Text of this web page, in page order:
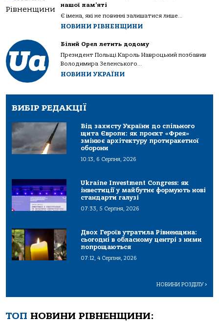
нашої пам’яті
Є імена, які не повинні залишатися лише...
НОВИНИ РІВНЕНЩИНИ
Білий Орел летить додому
Президент Польщі Кароль Навроцький позбавив
Володимира Зеленського...
НОВИНИ УКРАЇНИ
ВИБІР РЕДАКЦІЇ
Від захисту України до спільного
щита Європи: як проєкт «Фрея»
змінює архітектуру протиракетної
оборони
10:13, 6 Серпня, 2026
Ukraine Investment Congress: як
інвестиції у майбутнє формують нові
стандарти галузі
07:33, 5 Серпня, 2026
Двох Героїв утратила Рівненщина:
сьогодні в обласному центрі з ними
попрощаються
07:12, 4 Серпня, 2026
НОВИНИ РОЗДІЛУ>
ТОП НОВИНИ РІВНЕНЩИНИ: